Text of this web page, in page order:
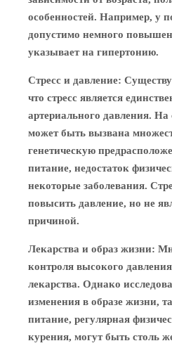
особенностей. Например, у
допустимо немного
указывает на гипертонию.
Стресс и давление:
что стресс является
артериального давления.
может быть вызвана
генетическую
питание, недостаток
некоторые заболевания.
повысить давление, но не
причиной.
Лекарства и образ жизни:
контроля высокого
лекарства. Однако
изменения в образе жизни,
питание, регулярная
курения, могут быть столь